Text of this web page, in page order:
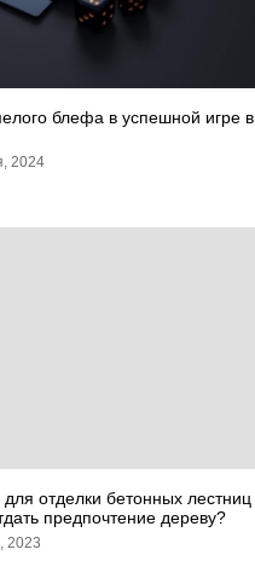
блефа в успешной игре в
2024
отделки бетонных лестниц
предпочтение дереву?
2023